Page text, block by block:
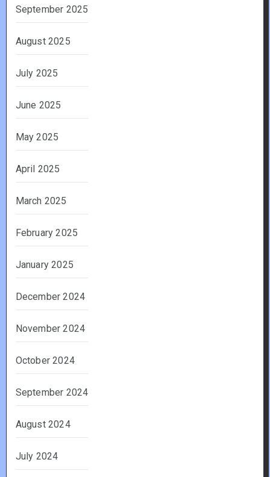
September 2025
August 2025
July 2025
June 2025
May 2025
April 2025
March 2025
February 2025
January 2025
December 2024
November 2024
October 2024
September 2024
August 2024
July 2024